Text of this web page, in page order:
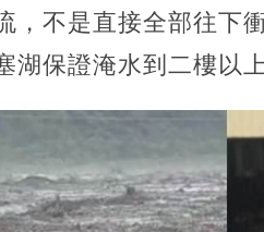
，不是直接全部往下
湖保證淹水到二樓以